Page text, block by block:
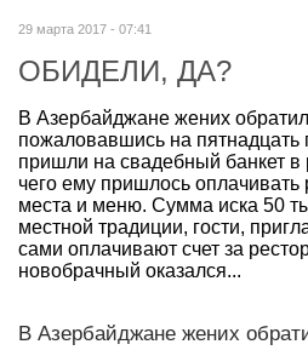
29 марта 2017 - 07:41
ОБИДЕЛИ, ДА?
В Азербайджане жених
пожаловавшись на пятнадцать
пришли на свадебный банкет в
чего ему пришлось оплачивать
места и меню. Сумма иска 50
местной традиции, гости,
сами оплачивают счет за
новобрачный оказался...
В Азербайджане жених